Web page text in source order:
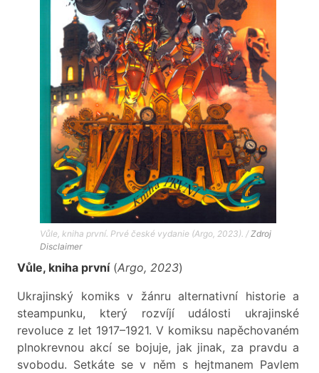
Vůle, kniha první. Prvé české vydanie (Argo, 2023). /Zdroj
Disclaimer
Vůle, kniha první(Argo, 2023)
Ukrajinský komiks v žánru alternativní historie a
steampunku, který rozvíjí události ukrajinské
revoluce z let 1917–1921. V komiksu napěchovaném
plnokrevnou akcí se bojuje, jak jinak, za pravdu a
svobodu. Setkáte se v něm s hejtmanem Pavlem